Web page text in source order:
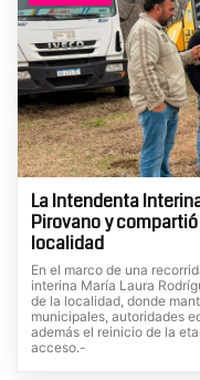
La Intendenta
Pirovano y
localidad
En el marco de una
interina María Laura
de la localidad, donde
municipales, autoridades
además el reinicio de la
acceso.-